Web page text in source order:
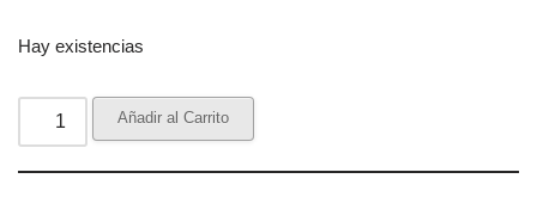
Hay existencias
Añadir al Carrito